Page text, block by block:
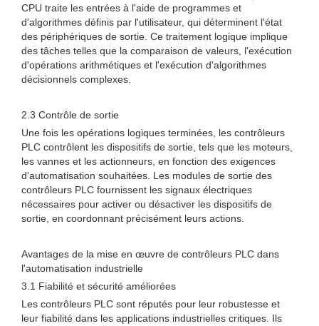
CPU traite les entrées à l'aide de programmes et
d'algorithmes définis par l'utilisateur, qui déterminent l'état
des périphériques de sortie. Ce traitement logique implique
des tâches telles que la comparaison de valeurs, l'exécution
d'opérations arithmétiques et l'exécution d'algorithmes
décisionnels complexes.
2.3 Contrôle de sortie
Une fois les opérations logiques terminées, les contrôleurs
PLC contrôlent les dispositifs de sortie, tels que les moteurs,
les vannes et les actionneurs, en fonction des exigences
d'automatisation souhaitées. Les modules de sortie des
contrôleurs PLC fournissent les signaux électriques
nécessaires pour activer ou désactiver les dispositifs de
sortie, en coordonnant précisément leurs actions.
Avantages de la mise en œuvre de contrôleurs PLC dans
l'automatisation industrielle
3.1 Fiabilité et sécurité améliorées
Les contrôleurs PLC sont réputés pour leur robustesse et
leur fiabilité dans les applications industrielles critiques. Ils